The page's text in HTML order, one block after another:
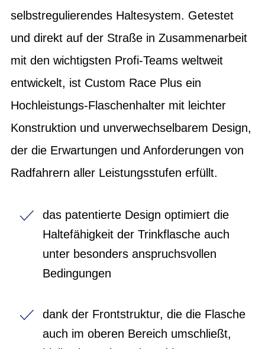
selbstregulierendes Haltesystem. Getestet
und direkt auf der Straße in Zusammenarbeit
mit den wichtigsten Profi-Teams weltweit
entwickelt, ist Custom Race Plus ein
Hochleistungs-Flaschenhalter mit leichter
Konstruktion und unverwechselbarem Design,
der die Erwartungen und Anforderungen von
Radfahrern aller Leistungsstufen erfüllt.
das patentierte Design optimiert die
Haltefähigkeit der Trinkflasche auch
unter besonders anspruchsvollen
Bedingungen
dank der Frontstruktur, die die Flasche
auch im oberen Bereich umschließt,